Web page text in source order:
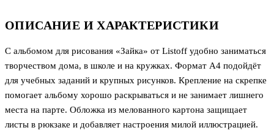
ОПИСАНИЕ И ХАРАКТЕРИСТИКИ
С альбомом для рисования «Зайка» от Listoff удобно заниматься
творчеством дома, в школе и на кружках. Формат А4 подойдёт
для учебных заданий и крупных рисунков. Крепление на скрепке
помогает альбому хорошо раскрываться и не занимает лишнего
места на парте. Обложка из мелованного картона защищает
листы в рюкзаке и добавляет настроения милой иллюстрацией.